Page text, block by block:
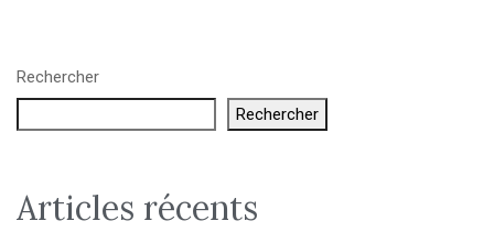
Rechercher
Rechercher
Articles récents